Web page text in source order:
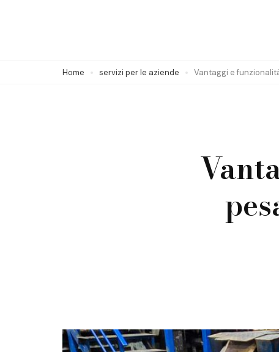
Home servizi per le aziende Vantaggi e